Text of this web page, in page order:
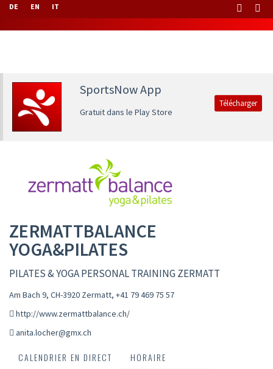
DE EN IT
SportsNow App
Gratuit dans le Play Store
Télécharger
ZERMATTBALANCE
YOGA&PILATES
PILATES & YOGA PERSONAL TRAINING ZERMATT
Am Bach 9, CH-3920 Zermatt, +41 79 469 75 57
http://www.zermattbalance.ch/
anita.locher@gmx.ch
CALENDRIER EN DIRECT
HORAIRE